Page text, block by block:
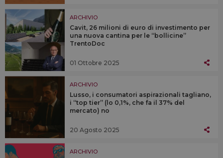
ARCHIVIO
Cavit, 26 milioni di euro di investimento per
una nuova cantina per le “bollicine”
TrentoDoc
01 Ottobre 2025
ARCHIVIO
Lusso, i consumatori aspirazionali tagliano,
i “top tier” (lo 0,1%, che fa il 37% del
mercato) no
20 Agosto 2025
ARCHIVIO